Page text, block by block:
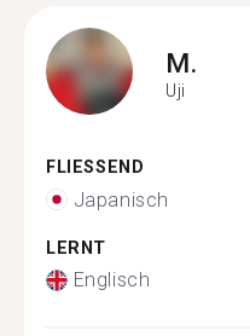
M.
Uji
FLIESSEND
Japanisch
LERNT
Englisch